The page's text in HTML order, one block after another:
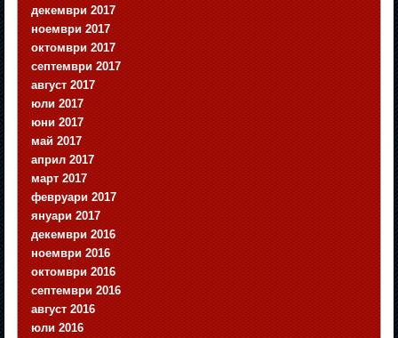
декември 2017
ноември 2017
октомври 2017
септември 2017
август 2017
юли 2017
юни 2017
май 2017
април 2017
март 2017
февруари 2017
януари 2017
декември 2016
ноември 2016
октомври 2016
септември 2016
август 2016
юли 2016